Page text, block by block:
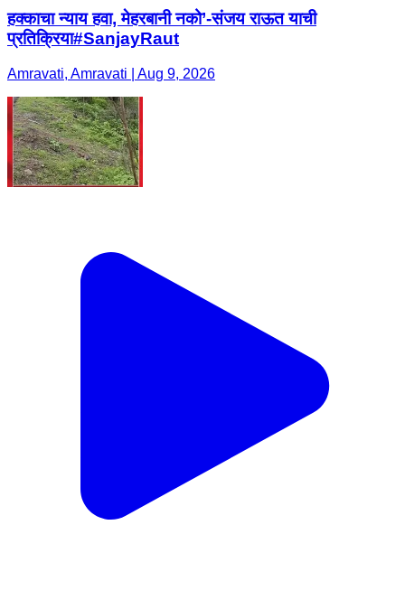
हक्काचा न्याय हवा, मेहरबानी नको’-संजय राऊत याची
प्रतिक्रिया#SanjayRaut
Amravati, Amravati | Aug 9, 2026